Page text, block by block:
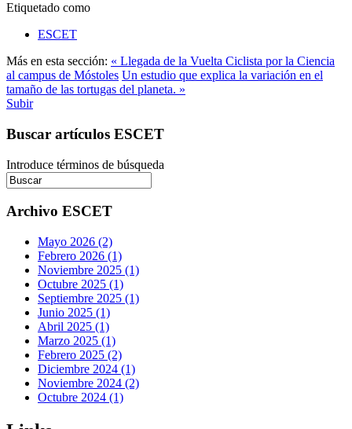
Etiquetado como
ESCET
Más en esta sección: « Llegada de la Vuelta Ciclista por la Ciencia
al campus de Móstoles Un estudio que explica la variación en el
tamaño de las tortugas del planeta. »
Subir
Buscar artículos ESCET
Introduce términos de búsqueda
Archivo ESCET
Mayo 2026 (2)
Febrero 2026 (1)
Noviembre 2025 (1)
Octubre 2025 (1)
Septiembre 2025 (1)
Junio 2025 (1)
Abril 2025 (1)
Marzo 2025 (1)
Febrero 2025 (2)
Diciembre 2024 (1)
Noviembre 2024 (2)
Octubre 2024 (1)